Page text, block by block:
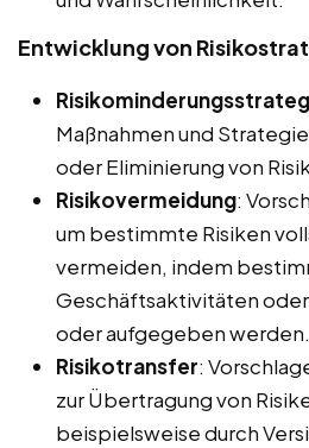
Entwicklung von
Maßnahmen und
oder Eliminierung von
Risikovermeidung:
um bestimmte Risiken
vermeiden, indem
Geschäftsaktivitäten
oder aufgegeben werden.
Risikotransfer:
zur Übertragung von
beispielsweise durch